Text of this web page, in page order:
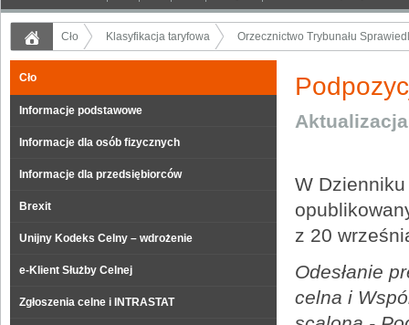
Cło Klasyfikacja taryfowa Orzecznictwo Trybunału
Cło
Informacje podstawowe
Informacje dla osób fizycznych
Informacje dla przedsiębiorców
Brexit
Unijny Kodeks Celny – wdrożenie
e-Klient Służby Celnej
Zgłoszenia celne i INTRASTAT
W
z 20
Odesłanie
celna i